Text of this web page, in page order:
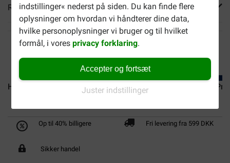
indstillinger« nederst på siden. Du kan finde flere
oplysninger om hvordan vi håndterer dine data,
hvilke personoplysninger vi bruger og til hvilket
formål, i voresprivacy forklaring.
Accepter og fortsæt
Juster indstillinger
Reviews
Hill's Prescription Diet... Hill's Prescription Diet... Hill's
Op til 40% billigere Fri levering fra 599 DKK
Sikker handel